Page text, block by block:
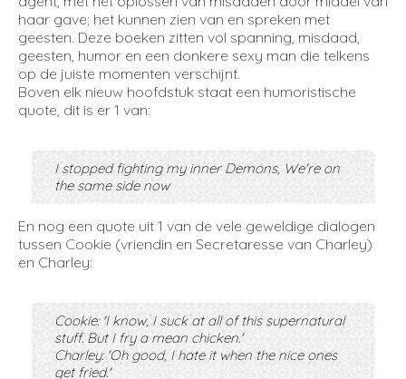
haar gave; het kunnen zien van en spreken met
geesten. Deze boeken zitten vol spanning, misdaad,
geesten, humor en een donkere sexy man die telkens
op de juiste momenten verschijnt.
Boven elk nieuw hoofdstuk staat een humoristische
quote, dit is er 1 van:
I stopped fighting my inner Demons, We're on
the same side now
En nog een quote uit 1 van de vele geweldige dialogen
tussen Cookie (vriendin en Secretaresse van Charley)
en Charley:
Cookie: 'I know, I suck at all of this supernatural
stuff. But I fry a mean chicken.'
Charley: 'Oh good, I hate it when the nice ones
get fried.'